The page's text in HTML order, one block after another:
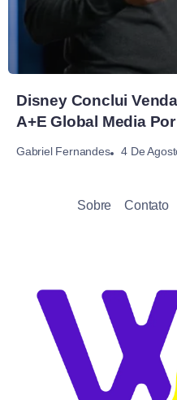
Disney Conclui
A+E Global Media
Gabriel Fernandes 4 De
Sobre Contato